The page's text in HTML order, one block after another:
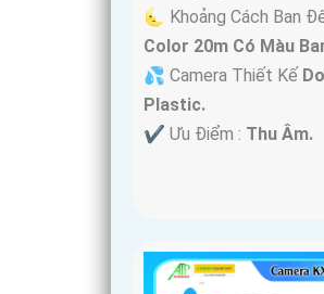
🌜 Khoảng Cách Ban
Color 20m Có Màu
💦 Camera Thiết Kế
Plastic.
️✔️ Ưu Điểm : Thu Âm.